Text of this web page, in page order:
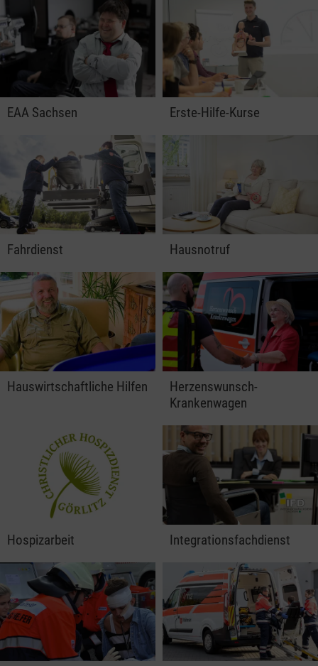
EAA Sachsen Erste-Hilfe-Kurse
Fahrdienst Hausnotruf
Hauswirtschaftliche Hilfen
Herzenswunsch-
Krankenwagen
Hospizarbeit Integrationsfachdienst